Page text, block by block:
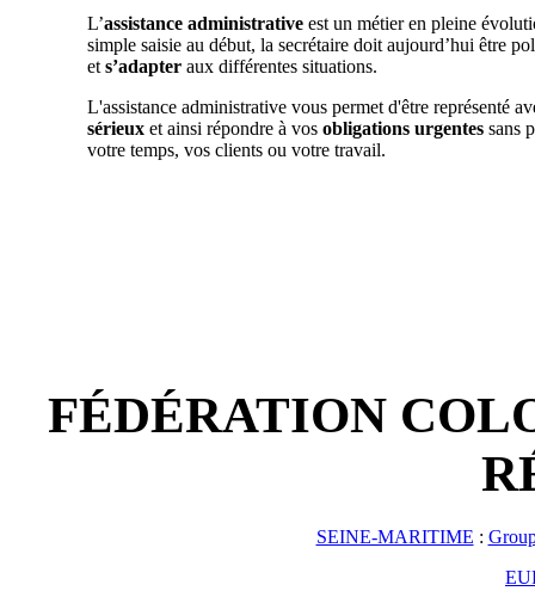
L’assistance administrative est un métier en pleine
simple saisie au début, la secrétaire doit aujourd’hui être
et s’adapter aux différentes situations.
L'assistance administrative vous permet d'être représenté
sérieux et ainsi répondre à vos obligations urgentes sans
votre temps, vos clients ou votre travail.
FÉDÉRATION
SEINE-MARITIME :